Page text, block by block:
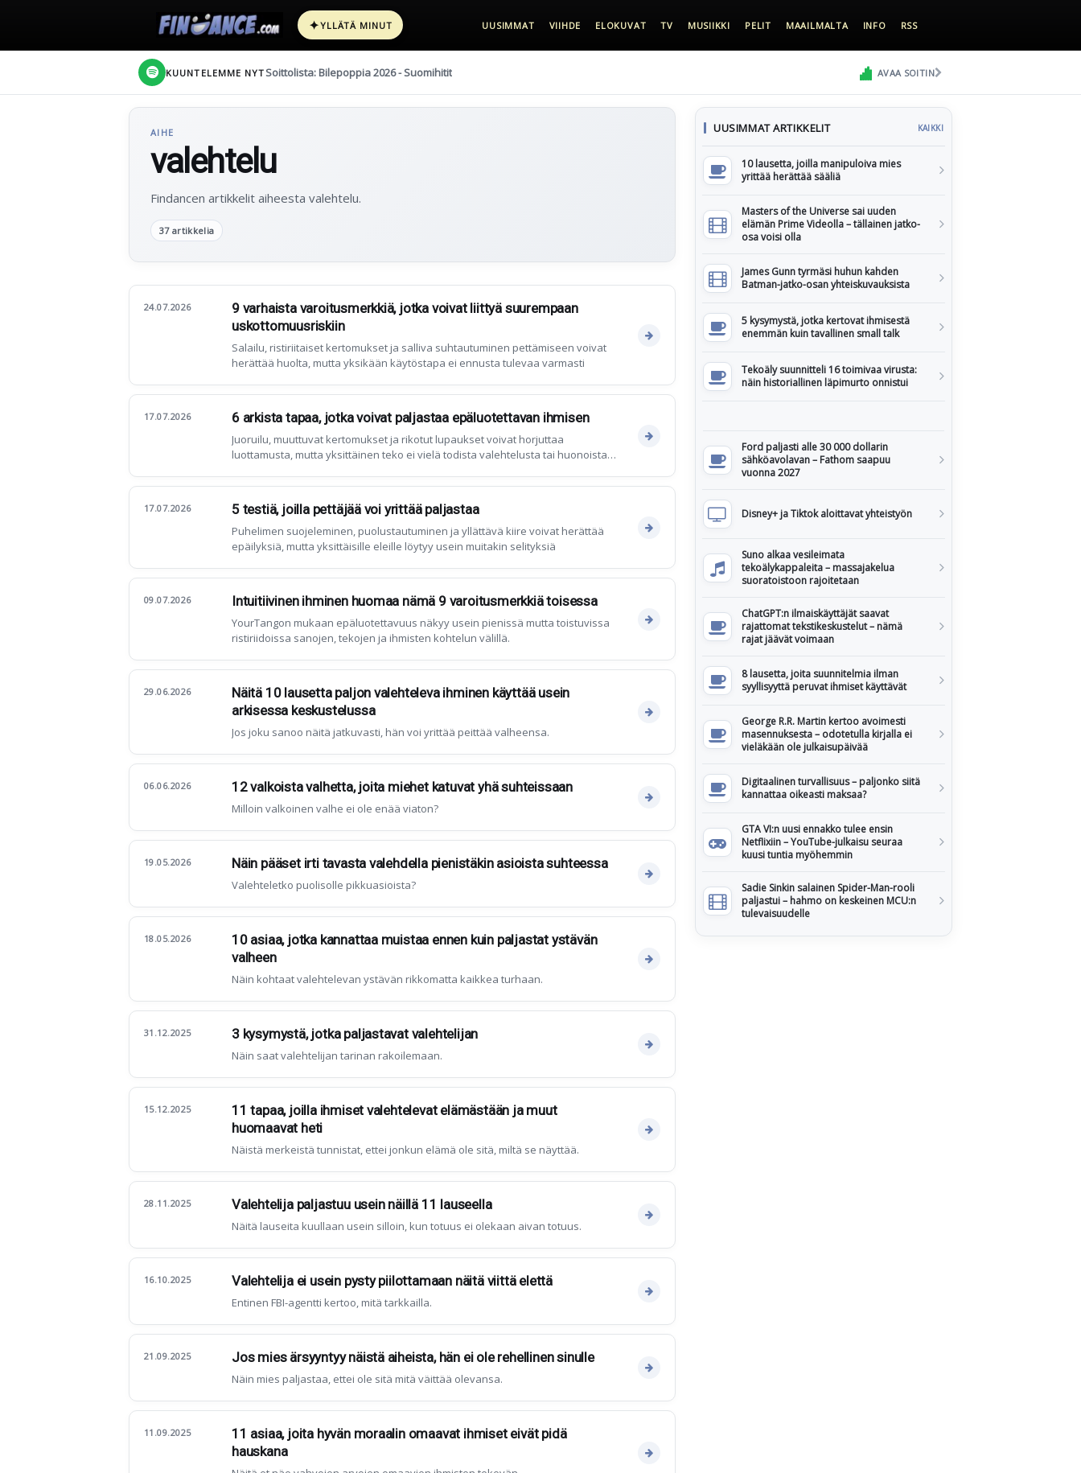
✦YLLÄTÄ MINUT UUSIMMAT VIIHDE ELOKUVAT TV MUSIIKKI PELIT MAAILMALTA INFO RSS
KUUNTELEMME NYT Soittolista: Bilepoppia 2026 - Suomihitit AVAA SOITIN
AIHE
valehtelu
Findancen artikkelit aiheesta valehtelu.
37 artikkelia
24.07.2026
9 varhaista varoitusmerkkiä, jotka voivat liittyä suurempaan
uskottomuusriskiin
Salailu, ristiriitaiset kertomukset ja salliva suhtautuminen pettämiseen voivat
herättää huolta, mutta yksikään käytöstapa ei ennusta tulevaa varmasti
17.07.2026 6 arkista tapaa, jotka voivat paljastaa epäluotettavan ihmisen
Juoruilu, muuttuvat kertomukset ja rikotut lupaukset voivat horjuttaa
luottamusta, mutta yksittäinen teko ei vielä todista valehtelusta tai huonoista
17.07.2026 5 testiä, joilla pettäjää voi yrittää paljastaa
Puhelimen suojeleminen, puolustautuminen ja yllättävä kiire voivat herättää
epäilyksiä, mutta yksittäisille eleille löytyy usein muitakin selityksiä
09.07.2026 Intuitiivinen ihminen huomaa nämä 9 varoitusmerkkiä toisessa
YourTangon mukaan epäluotettavuus näkyy usein pienissä mutta toistuvissa
ristiriidoissa sanojen, tekojen ja ihmisten kohtelun välillä.
29.06.2026
Näitä 10 lausetta paljon valehteleva ihminen käyttää usein
arkisessa keskustelussa
Jos joku sanoo näitä jatkuvasti, hän voi yrittää peittää valheensa.
06.06.2026 12 valkoista valhetta, joita miehet katuvat yhä suhteissaan
Milloin valkoinen valhe ei ole enää viaton?
19.05.2026 Näin pääset irti tavasta valehdella pienistäkin asioista suhteessa
Valehteletko puolisolle pikkuasioista?
18.05.2026
10 asiaa, jotka kannattaa muistaa ennen kuin paljastat ystävän
valheen
Näin kohtaat valehtelevan ystävän rikkomatta kaikkea turhaan.
31.12.2025 3 kysymystä, jotka paljastavat valehtelijan
Näin saat valehtelijan tarinan rakoilemaan.
15.12.2025
11 tapaa, joilla ihmiset valehtelevat elämästään ja muut
huomaavat heti
Näistä merkeistä tunnistat, ettei jonkun elämä ole sitä, miltä se näyttää.
28.11.2025 Valehtelija paljastuu usein näillä 11 lauseella
Näitä lauseita kuullaan usein silloin, kun totuus ei olekaan aivan totuus.
16.10.2025 Valehtelija ei usein pysty piilottamaan näitä viittä elettä
Entinen FBI-agentti kertoo, mitä tarkkailla.
21.09.2025 Jos mies ärsyyntyy näistä aiheista, hän ei ole rehellinen sinulle
Näin mies paljastaa, ettei ole sitä mitä väittää olevansa.
11.09.2025
11 asiaa, joita hyvän moraalin omaavat ihmiset eivät pidä
hauskana
UUSIMMAT ARTIKKELIT KAIKKI
10 lausetta, joilla manipuloiva mies
yrittää herättää sääliä
Masters of the Universe sai uuden
elämän Prime Videolla – tällainen jatko-
osa voisi olla
James Gunn tyrmäsi huhun kahden
Batman-jatko-osan yhteiskuvauksista
5 kysymystä, jotka kertovat ihmisestä
enemmän kuin tavallinen small talk
Tekoäly suunnitteli 16 toimivaa virusta:
näin historiallinen läpimurto onnistui
Ford paljasti alle 30 000 dollarin
sähköavolavan – Fathom saapuu
vuonna 2027
Disney+ ja Tiktok aloittavat yhteistyön
Suno alkaa vesileimata
tekoälykappaleita – massajakelua
suoratoistoon rajoitetaan
ChatGPT:n ilmaiskäyttäjät saavat
rajattomat tekstikeskustelut – nämä
rajat jäävät voimaan
8 lausetta, joita suunnitelmia ilman
syyllisyyttä peruvat ihmiset käyttävät
George R.R. Martin kertoo avoimesti
masennuksesta – odotetulla kirjalla ei
vieläkään ole julkaisupäivää
Digitaalinen turvallisuus – paljonko siitä
kannattaa oikeasti maksaa?
GTA VI:n uusi ennakko tulee ensin
Netflixiin – YouTube-julkaisu seuraa
kuusi tuntia myöhemmin
Sadie Sinkin salainen Spider-Man-rooli
paljastui – hahmo on keskeinen MCU:n
tulevaisuudelle